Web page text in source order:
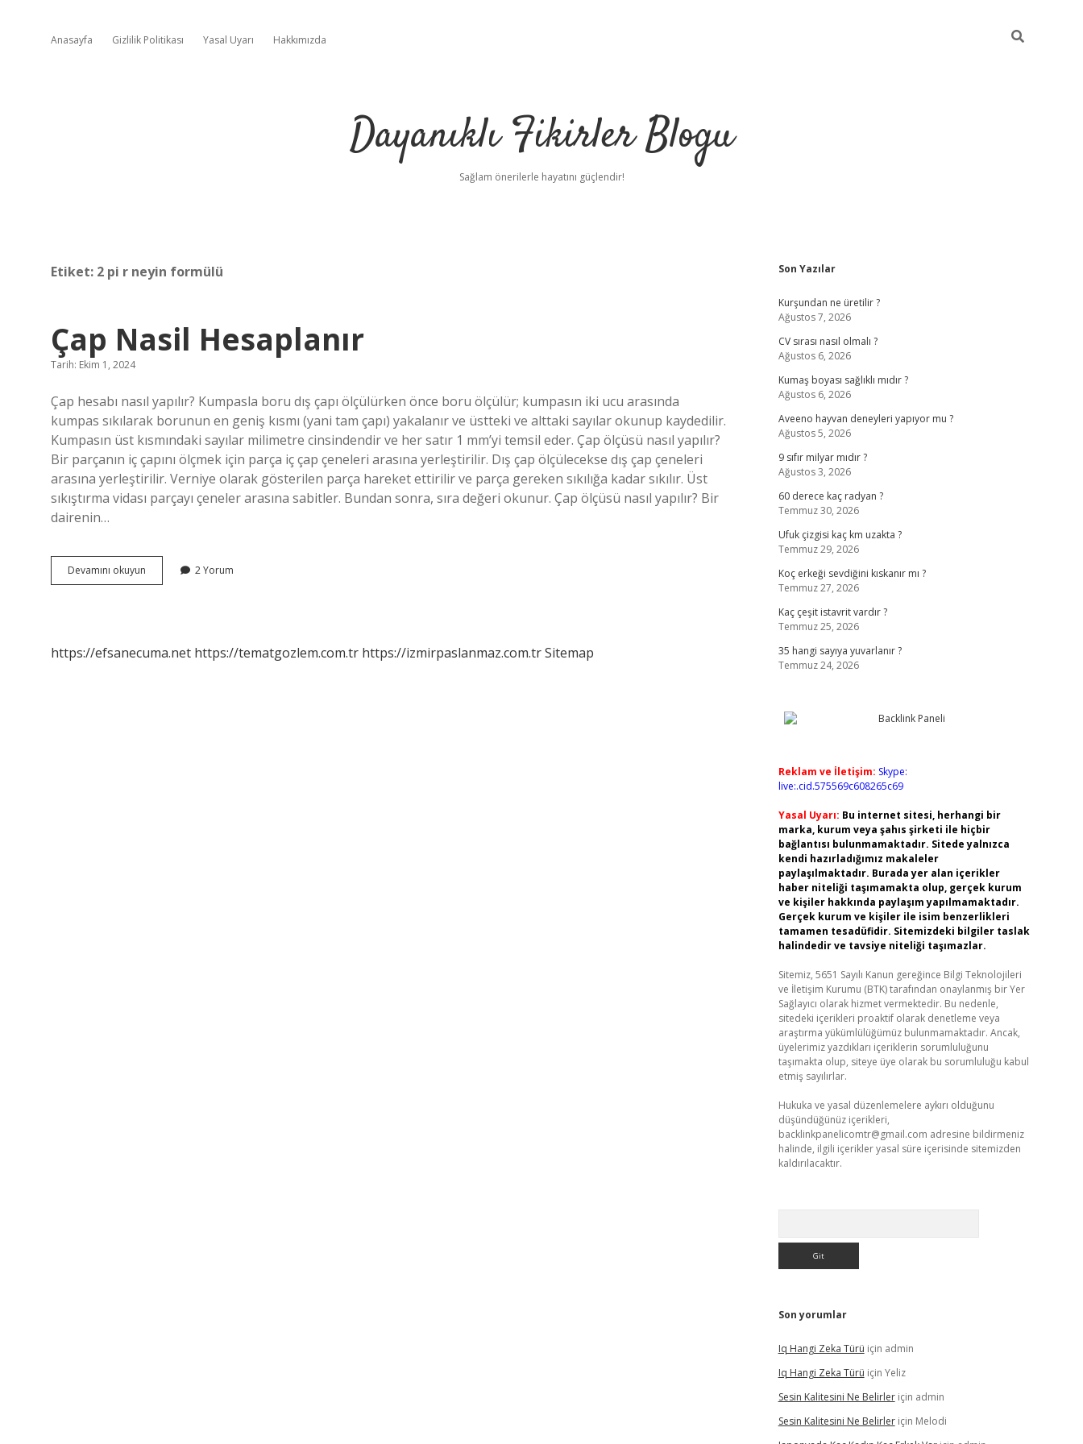
Anasayfa Gizlilik Politikası Yasal Uyarı Hakkımızda
Dayanıklı Fikirler Blogu
Sağlam önerilerle hayatını güçlendir!
Etiket: 2 pi r neyin formülü
Çap Nasil Hesaplanır
Tarih: Ekim 1, 2024
Çap hesabı nasıl yapılır? Kumpasla boru dış çapı ölçülürken önce boru ölçülür; kumpasın iki ucu arasında
kumpas sıkılarak borunun en geniş kısmı (yani tam çapı) yakalanır ve üstteki ve alttaki sayılar okunup kaydedilir.
Kumpasın üst kısmındaki sayılar milimetre cinsindendir ve her satır 1 mm’yi temsil eder. Çap ölçüsü nasıl yapılır?
Bir parçanın iç çapını ölçmek için parça iç çap çeneleri arasına yerleştirilir. Dış çap ölçülecekse dış çap çeneleri
arasına yerleştirilir. Verniye olarak gösterilen parça hareket ettirilir ve parça gereken sıkılığa kadar sıkılır. Üst
sıkıştırma vidası parçayı çeneler arasına sabitler. Bundan sonra, sıra değeri okunur. Çap ölçüsü nasıl yapılır? Bir
dairenin…
Devamını okuyun
Nasil
2 Yorum
https://efsanecuma.net https://tematgozlem.com.tr https://izmirpaslanmaz.com.trSitemap
Sidebar
Son Yazılar
Kurşundan ne üretilir ?
Ağustos 7, 2026
CV sırası nasıl olmalı ?
Ağustos 6, 2026
Kumaş boyası sağlıklı mıdır ?
Ağustos 6, 2026
Aveeno hayvan deneyleri yapıyor mu ?
Ağustos 5, 2026
9 sıfır milyar mıdır ?
Ağustos 3, 2026
60 derece kaç radyan ?
Temmuz 30, 2026
Ufuk çizgisi kaç km uzakta ?
Temmuz 29, 2026
Koç erkeği sevdiğini kıskanır mı ?
Temmuz 27, 2026
Kaç çeşit istavrit vardır ?
Temmuz 25, 2026
35 hangi sayıya yuvarlanır ?
Temmuz 24, 2026
Reklam ve İletişim: Skype:
live:.cid.575569c608265c69
Yasal Uyarı: Bu internet sitesi, herhangi bir
marka, kurum veya şahıs şirketi ile hiçbir
bağlantısı bulunmamaktadır. Sitede yalnızca
kendi hazırladığımız makaleler
paylaşılmaktadır. Burada yer alan içerikler
haber niteliği taşımamakta olup, gerçek kurum
ve kişiler hakkında paylaşım yapılmamaktadır.
Gerçek kurum ve kişiler ile isim benzerlikleri
tamamen tesadüfidir. Sitemizdeki bilgiler taslak
halindedir ve tavsiye niteliği taşımazlar.
Sitemiz, 5651 Sayılı Kanun gereğince Bilgi Teknolojileri
ve İletişim Kurumu (BTK) tarafından onaylanmış bir Yer
Sağlayıcı olarak hizmet vermektedir. Bu nedenle,
sitedeki içerikleri proaktif olarak denetleme veya
araştırma yükümlülüğümüz bulunmamaktadır. Ancak,
üyelerimiz yazdıkları içeriklerin sorumluluğunu
taşımakta olup, siteye üye olarak bu sorumluluğu kabul
etmiş sayılırlar.
Hukuka ve yasal düzenlemelere aykırı olduğunu
düşündüğünüz içerikleri,
backlinkpanelicomtr@gmail.com adresine bildirmeniz
halinde, ilgili içerikler yasal süre içerisinde sitemizden
kaldırılacaktır.
Son yorumlar
Iq Hangi Zeka Türü için admin
Iq Hangi Zeka Türü için Yeliz
Sesin Kalitesini Ne Belirleriçin admin
Sesin Kalitesini Ne Belirleriçin Melodi